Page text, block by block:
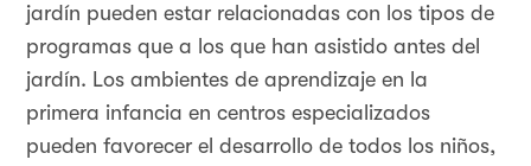
jardín pueden estar relacionadas con los tipos de
programas que a los que han asistido antes del
jardín. Los ambientes de aprendizaje en la
primera infancia en centros especializados
pueden favorecer el desarrollo de todos los niños,